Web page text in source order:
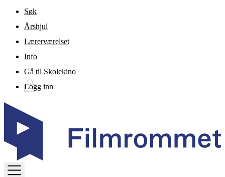
Gå til hovedinnhold
Søk
Årshjul
Lærerværelset
Info
Gå til Skolekino
Logg inn